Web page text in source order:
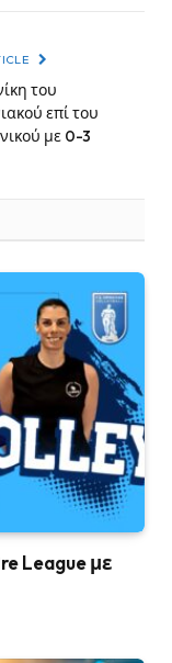
του
επί του
με 0-3
League με